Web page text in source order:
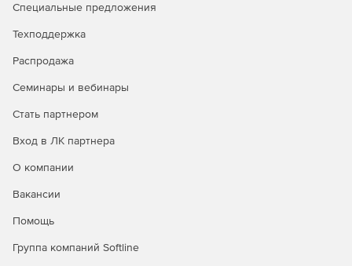
Специальные предложения
Техподдержка
Распродажа
Семинары и вебинары
Стать партнером
Вход в ЛК партнера
О компании
Вакансии
Помощь
Группа компаний Softline